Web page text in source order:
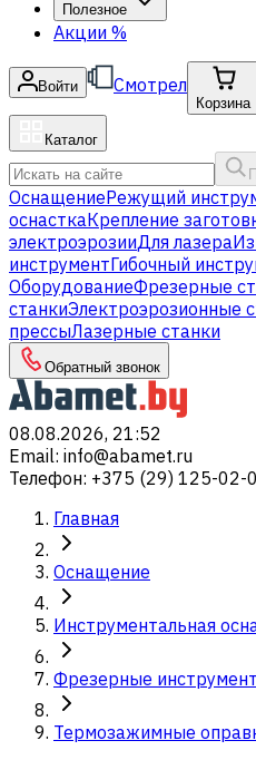
Полезное
Акции %
Войти Смотрел
Корзина
Каталог
ОснащениеРежущий
оснасткаКрепление
электроэрозииДля лазера
инструментГибочный
ОборудованиеФрезерные
станкиЭлектроэрозионные
прессыЛазерные станки
Обратный звонок
08.08.2026, 21:52
Email: info@abamet.ru
Телефон: +375 (29) 125-02-
Главная
Оснащение
Инструментальная
Фрезерные
Термозажимные